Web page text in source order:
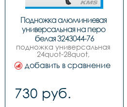
Подножка алюминиевая
универсальная на перо
белая 3243044-76
подножка универсальная
24quot-28quot,
алюминиевая, под заднее
перо, раздвижная, белая,
добавить в сравнение
730 руб.